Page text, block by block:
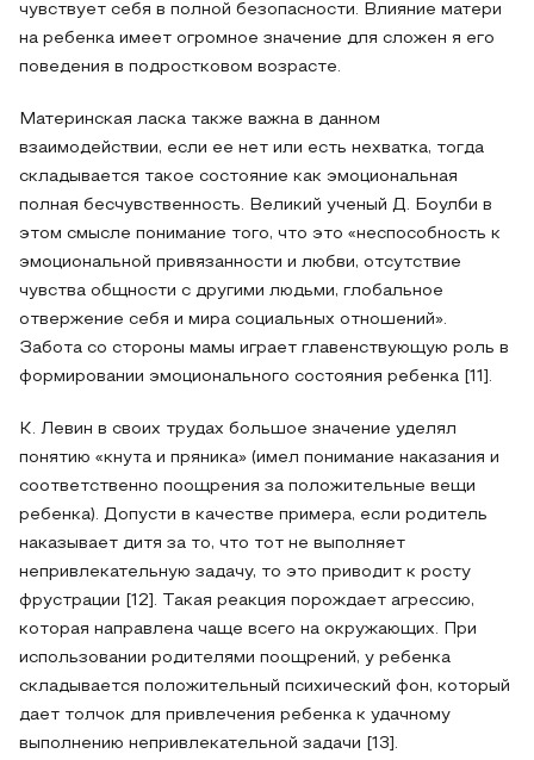
чувствует себя в полной безопасности. Влияние матери
на ребенка имеет огромное значение для сложен я его
поведения в подростковом возрасте.
Материнская ласка также важна в данном
взаимодействии, если ее нет или есть нехватка, тогда
складывается такое состояние как эмоциональная
полная бесчувственность. Великий ученый Д. Боулби в
этом смысле понимание того, что это «неспособность к
эмоциональной привязанности и любви, отсутствие
чувства общности с другими людьми, глобальное
отвержение себя и мира социальных отношений».
Забота со стороны мамы играет главенствующую роль в
формировании эмоционального состояния ребенка [11].
К. Левин в своих трудах большое значение уделял
понятию «кнута и пряника» (имел понимание наказания и
соответственно поощрения за положительные вещи
ребенка). Допусти в качестве примера, если родитель
наказывает дитя за то, что тот не выполняет
непривлекательную задачу, то это приводит к росту
фрустрации [12]. Такая реакция порождает агрессию,
которая направлена чаще всего на окружающих. При
использовании родителями поощрений, у ребенка
складывается положительный психический фон, который
дает толчок для привлечения ребенка к удачному
выполнению непривлекательной задачи [13].